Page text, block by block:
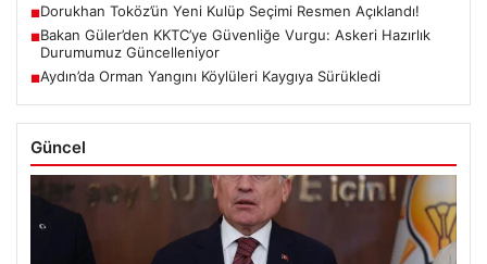
■Dorukhan Toköz’ün Yeni Kulüp Seçimi Resmen Açıklandı!
■Bakan Güler’den KKTC’ye Güvenliğe Vurgu: Askeri Hazırlık
Durumumuz Güncelleniyor
■Aydın’da Orman Yangını Köylüleri Kaygıya Sürükledi
Güncel